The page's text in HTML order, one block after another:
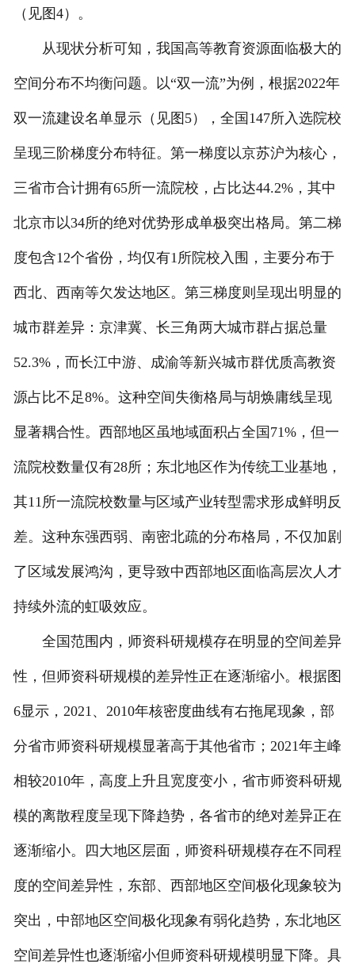
（见图4）。
从现状分析可知，我国高等教育资源面临极大的
空间分布不均衡问题。以“双一流”为例，根据2022年
双一流建设名单显示（见图5），全国147所入选院校
呈现三阶梯度分布特征。第一梯度以京苏沪为核心，
三省市合计拥有65所一流院校，占比达44.2%，其中
北京市以34所的绝对优势形成单极突出格局。第二梯
度包含12个省份，均仅有1所院校入围，主要分布于
西北、西南等欠发达地区。第三梯度则呈现出明显的
城市群差异：京津冀、长三角两大城市群占据总量
52.3%，而长江中游、成渝等新兴城市群优质高教资
源占比不足8%。这种空间失衡格局与胡焕庸线呈现
显著耦合性。西部地区虽地域面积占全国71%，但一
流院校数量仅有28所；东北地区作为传统工业基地，
其11所一流院校数量与区域产业转型需求形成鲜明反
差。这种东强西弱、南密北疏的分布格局，不仅加剧
了区域发展鸿沟，更导致中西部地区面临高层次人才
持续外流的虹吸效应。
全国范围内，师资科研规模存在明显的空间差异
性，但师资科研规模的差异性正在逐渐缩小。根据图
6显示，2021、2010年核密度曲线有右拖尾现象，部
分省市师资科研规模显著高于其他省市；2021年主峰
相较2010年，高度上升且宽度变小，省市师资科研规
模的离散程度呈现下降趋势，各省市的绝对差异正在
逐渐缩小。四大地区层面，师资科研规模存在不同程
度的空间差异性，东部、西部地区空间极化现象较为
突出，中部地区空间极化现象有弱化趋势，东北地区
空间差异性也逐渐缩小但师资科研规模明显下降。具